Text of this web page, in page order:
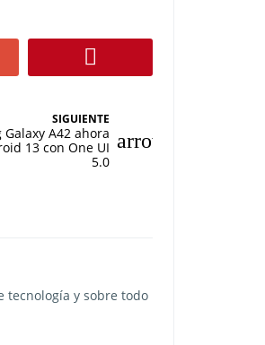
SIGUIENTE
Galaxy A42 ahora
13 con One UI
5.0
tecnología y sobre todo